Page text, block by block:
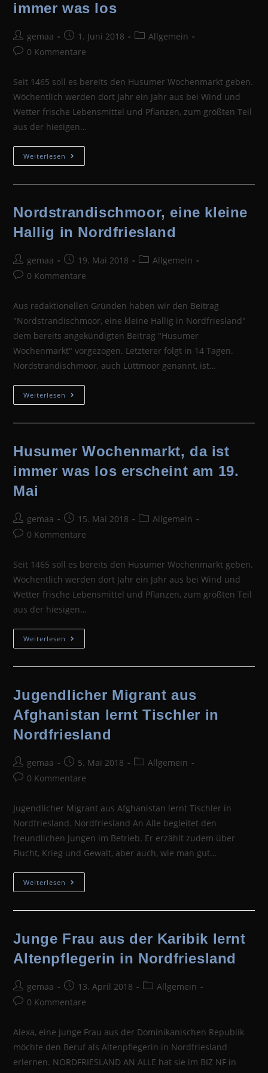
Samstag,
Den
immer was los
Beitrags-
Autor:
gemaa
Beitrag
veröffentlicht:
1. Juni 2018
Beitrags-
Allgemein
Beitrags-
0 Kommentare
Seit 1465 soll es bereits den Husumer Wochenmarkt geben.
Wöchentlich werden dort Jahr ein Jahr aus bei Wind und
Wetter frische Lebensmittel und Pflanzen, zum größten Teil
aus der hiesigen…
Weiterlesen Husumer
Wochenmarkt,
Ist
Nordstrandischmoor, eine kleine
Hallig in Nordfriesland
Beitrags-
Autor:
gemaa
Beitrag
veröffentlicht:
19. Mai 2018
Beitrags-
Allgemein
Beitrags-
0 Kommentare
Aus redaktionellen Gründen haben wir den Beitrag
"Nordstrandischmoor, eine kleine Hallig in Nordfriesland"
dem bereits angekündigten Beitrag "Husumer
Wochenmarkt" vorgezogen. Letzterer folgt in 14 Tagen.
Nordstrandischmoor, auch Lüttmoor genannt, ist…
Weiterlesen Nordstrandischmoor,
Eine
Hallig
Husumer Wochenmarkt, da ist
immer was los erscheint am 19.
Mai
Beitrags-
Autor:
gemaa
Beitrag
veröffentlicht:
15. Mai 2018
Beitrags-
Allgemein
Beitrags-
0 Kommentare
Seit 1465 soll es bereits den Husumer Wochenmarkt geben.
Wöchentlich werden dort Jahr ein Jahr aus bei Wind und
Wetter frische Lebensmittel und Pflanzen, zum größten Teil
aus der hiesigen…
Weiterlesen Husumer
Wochenmarkt,
Ist
Los
Erscheint
19.
Mai
Jugendlicher Migrant aus
Afghanistan lernt Tischler in
Nordfriesland
Beitrags-
Autor:
gemaa
Beitrag
veröffentlicht:
5. Mai 2018
Beitrags-
Allgemein
Beitrags-
0 Kommentare
Jugendlicher Migrant aus Afghanistan lernt Tischler in
Nordfriesland. Nordfriesland An Alle begleitet den
freundlichen Jungen im Betrieb. Er erzählt zudem über
Flucht, Krieg und Gewalt, aber auch, wie man gut…
Weiterlesen Jugendlicher
Migrant
Afghanistan
In
Nordfriesland
Junge Frau aus der Karibik lernt
Altenpflegerin in Nordfriesland
Beitrags-
Autor:
gemaa
Beitrag
veröffentlicht:
13. April 2018
Beitrags-
Allgemein
Beitrags-
0 Kommentare
Alexa, eine junge Frau aus der Dominikanischen Republik
möchte den Beruf als Altenpflegerin in Nordfriesland
erlernen. NORDFRIESLAND AN ALLE hat sie im BIZ NF in